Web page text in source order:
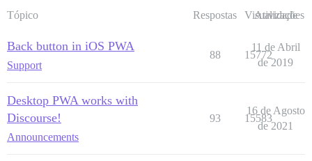
Tópico Respostas Visualizações
Atividade
Back button in iOS PWA
Support
88 15772
11 de Abril
de 2019
Desktop PWA works with
Discourse!
Announcements
93 15583
16 de Agosto
de 2021